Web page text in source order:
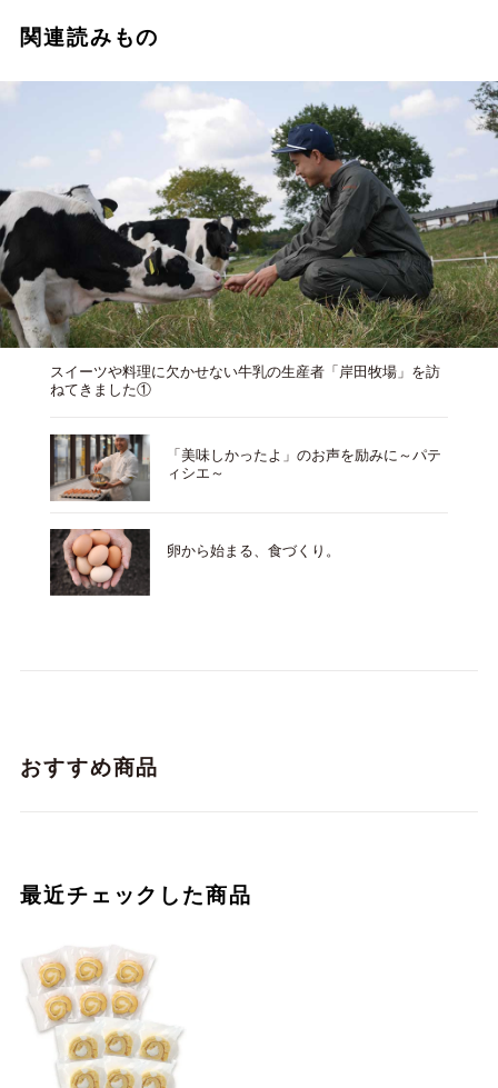
関連読みもの
スイーツや料理に欠かせない牛乳の生産者「岸田牧場」を訪
ねてきました①
「美味しかったよ」のお声を励みに～パテ
ィシエ～
卵から始まる、食づくり。
おすすめ商品
最近チェックした商品